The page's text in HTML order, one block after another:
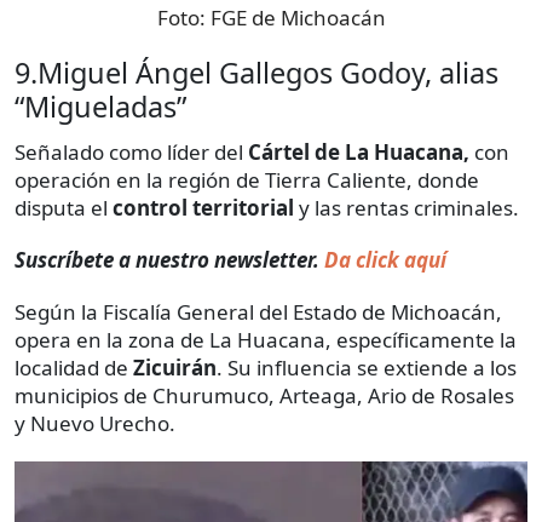
Foto: FGE de Michoacán
9.Miguel Ángel Gallegos Godoy, alias
“Migueladas”
Señalado como líder del Cártel de La Huacana, con
operación en la región de Tierra Caliente, donde
disputa el control territorial y las rentas criminales.
Suscríbete a nuestro newsletter. Da click aquí
Según la Fiscalía General del Estado de Michoacán,
opera en la zona de La Huacana, específicamente la
localidad de Zicuirán. Su influencia se extiende a los
municipios de Churumuco, Arteaga, Ario de Rosales
y Nuevo Urecho.